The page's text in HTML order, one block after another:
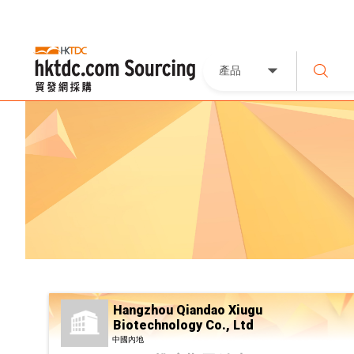
產品
Hangzhou Qiandao Xiugu
Biotechnology Co., Ltd
中國內地